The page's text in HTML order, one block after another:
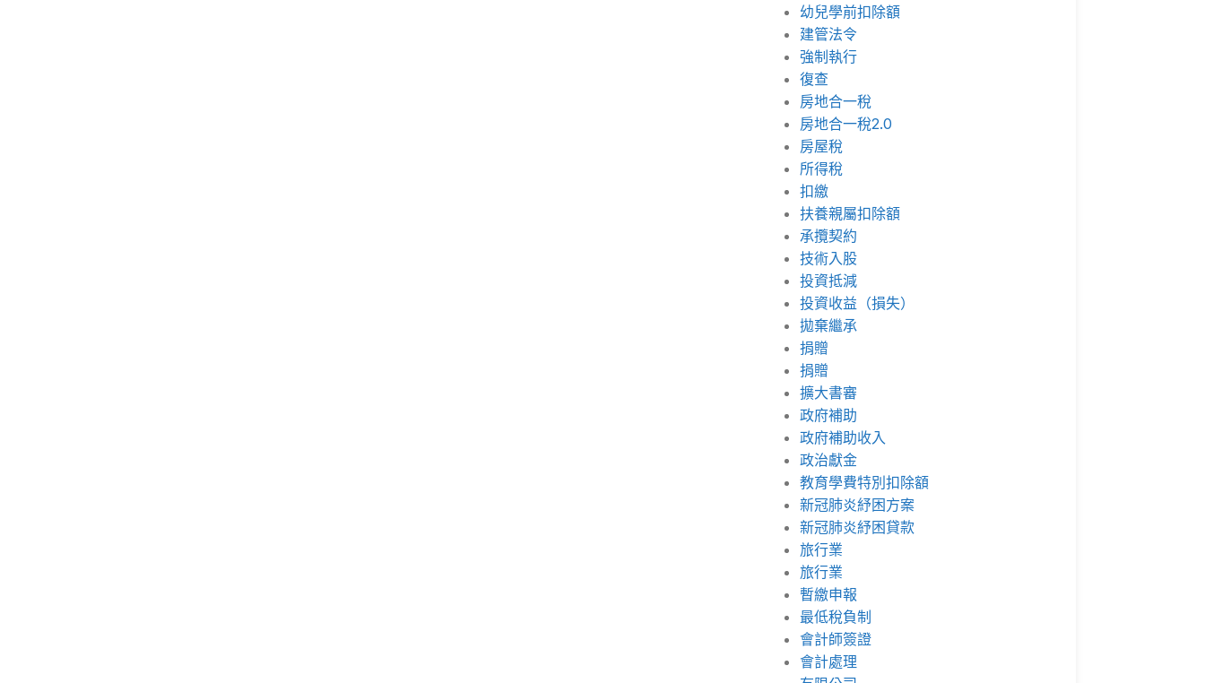
幼兒學前扣除額
建管法令
強制執行
復查
房地合一稅
房地合一稅2.0
房屋稅
所得稅
扣繳
扶養親屬扣除額
承攬契約
技術入股
投資抵減
投資收益（損失）
拋棄繼承
捐贈
捐贈
擴大書審
政府補助
政府補助收入
政治獻金
教育學費特別扣除額
新冠肺炎紓困方案
新冠肺炎紓困貸款
旅行業
旅行業
暫繳申報
最低稅負制
會計師簽證
會計處理